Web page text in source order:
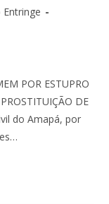
POR ESTUPRO
DE
do Amapá, por